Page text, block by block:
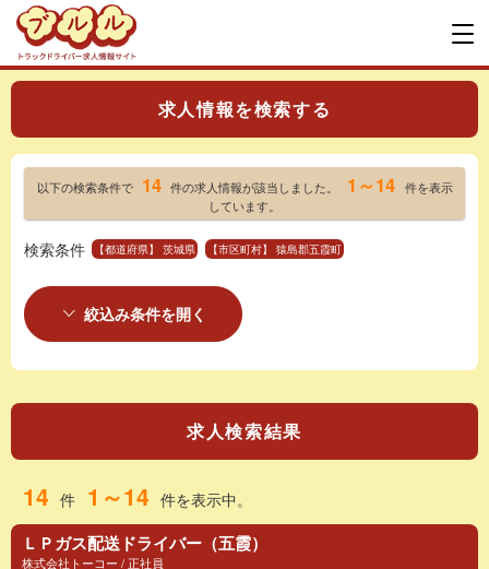
求人情報を検索する
以下の検索条件で 14 件の求人情報が該当しました。 1～14 件を表示
しています。
検索条件 【都道府県】 茨城県 【市区町村】 猿島郡五霞町
絞込み条件を開く
求人検索結果
14 件 1～14 件を表示中。
ＬＰガス配送ドライバー（五霞）
株式会社トーコー / 正社員